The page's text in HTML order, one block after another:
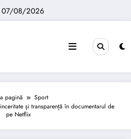
07/08/2026
pagină
Sport
și transparență în documentarul de
pe Netflix